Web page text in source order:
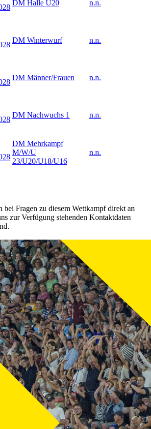
DM Halle U20 n.n.
DM Winterwurf n.n.
DM Männer/Frauen n.n.
DM Nachwuchs 1 n.n.
DM Mehrkampf
M/W/U
23/U20/U18/U16
n.n.
bei Fragen zu diesem Wettkampf direkt an
zur Verfügung stehenden Kontaktdaten